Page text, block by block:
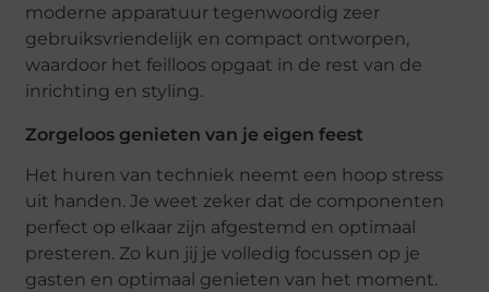
moderne apparatuur tegenwoordig zeer
gebruiksvriendelijk en compact ontworpen,
waardoor het feilloos opgaat in de rest van de
inrichting en styling.
Zorgeloos genieten van je eigen feest
Het huren van techniek neemt een hoop stress
uit handen. Je weet zeker dat de componenten
perfect op elkaar zijn afgestemd en optimaal
presteren. Zo kun jij je volledig focussen op je
gasten en optimaal genieten van het moment.